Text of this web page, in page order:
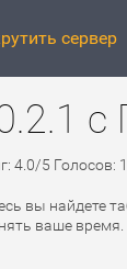
сервер
4.0/5 Голосов: 1
вы найдете
ваше